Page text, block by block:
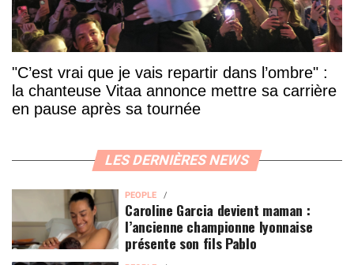
"C’est vrai que je vais repartir dans l’ombre" :
la chanteuse Vitaa annonce mettre sa carrière
en pause après sa tournée
LES DERNIÈRES NEWS
PEOPLE
Caroline Garcia devient maman :
l’ancienne championne lyonnaise
présente son fils Pablo